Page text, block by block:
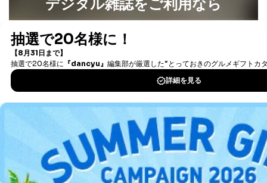
田 嘉也
当社が取り扱う開示対象個人情報の利用目的は次のとお
りです。
利用目的
当社の定期購読サ
ービス等をご利用
の方の個人情報
購入商品の配送のため
ｅメール等による商品、サービ
ス、キャンペーン等の広告の案内
のため
個人が特定できない形で取得した
閲覧履歴や購買履歴等の情報を分
析して、趣味・嗜好に
応じた新商品・サービスに関する
デジタル雑誌をご利用なら
書籍）が無料で読み放題！
DOWNLOAD FOR IOS
DOWNLOAD FOR ANDROID
ご利用方法はこちら